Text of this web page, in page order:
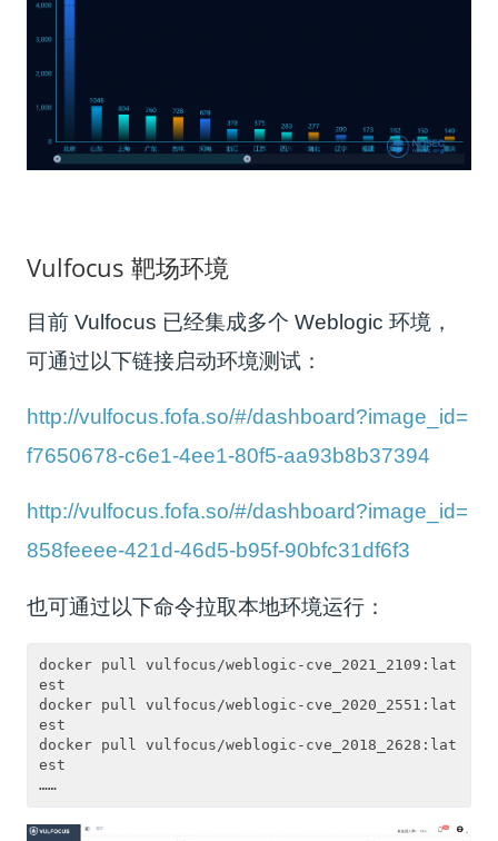
Vulfocus 靶场环境
目前 Vulfocus 已经集成多个 Weblogic 环境，
可通过以下链接启动环境测试：
http://vulfocus.fofa.so/#/dashboard?image_id=
f7650678-c6e1-4ee1-80f5-aa93b8b37394
http://vulfocus.fofa.so/#/dashboard?image_id=
858feeee-421d-46d5-b95f-90bfc31df6f3
也可通过以下命令拉取本地环境运行：
docker pull vulfocus/weblogic-cve_2021_2109:lat
est
docker pull vulfocus/weblogic-cve_2020_2551:lat
est
docker pull vulfocus/weblogic-cve_2018_2628:lat
est
……